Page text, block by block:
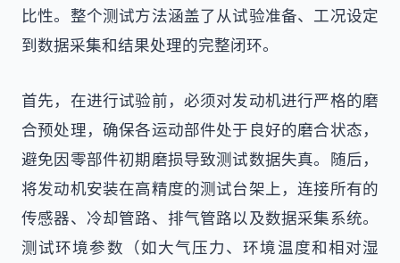
比性。整个测试方法涵盖了从试验准备、工况设定
到数据采集和结果处理的完整闭环。
首先，在进行试验前，必须对发动机进行严格的磨
合预处理，确保各运动部件处于良好的磨合状态，
避免因零部件初期磨损导致测试数据失真。随后，
将发动机安装在高精度的测试台架上，连接所有的
传感器、冷却管路、排气管路以及数据采集系统。
测试环境参数（如大气压力、环境温度和相对湿